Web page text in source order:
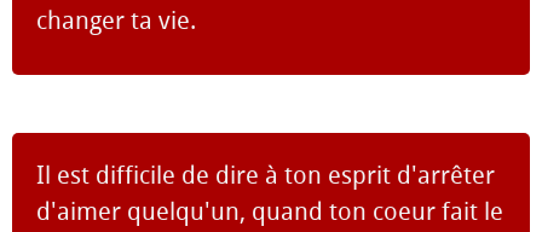
changer ta vie.
Il est difficile de dire à ton esprit d'arrêter
d'aimer quelqu'un, quand ton coeur fait le